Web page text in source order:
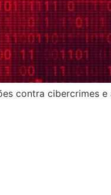
contra cibercrimes